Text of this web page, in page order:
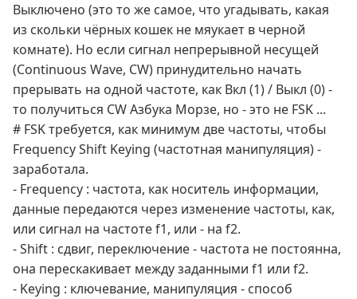
Выключено (это то же самое, что угадывать, какая
из скольки чёрных кошек не мяукает в черной
комнате). Но если сигнал непрерывной несущей
(Continuous Wave, CW) принудительно начать
прерывать на одной частоте, как Вкл (1) / Выкл (0) -
то получиться CW Азбука Морзе, но - это не FSK ...
# FSK требуется, как минимум две частоты, чтобы
Frequency Shift Keying (частотная манипуляция) -
заработала.
- Frequency : частота, как носитель информации,
данные передаются через изменение частоты, как,
или сигнал на частоте f1, или - на f2.
- Shift : сдвиг, переключение - частота не постоянна,
она перескакивает между заданными f1 или f2.
- Keying : ключевание, манипуляция - способ